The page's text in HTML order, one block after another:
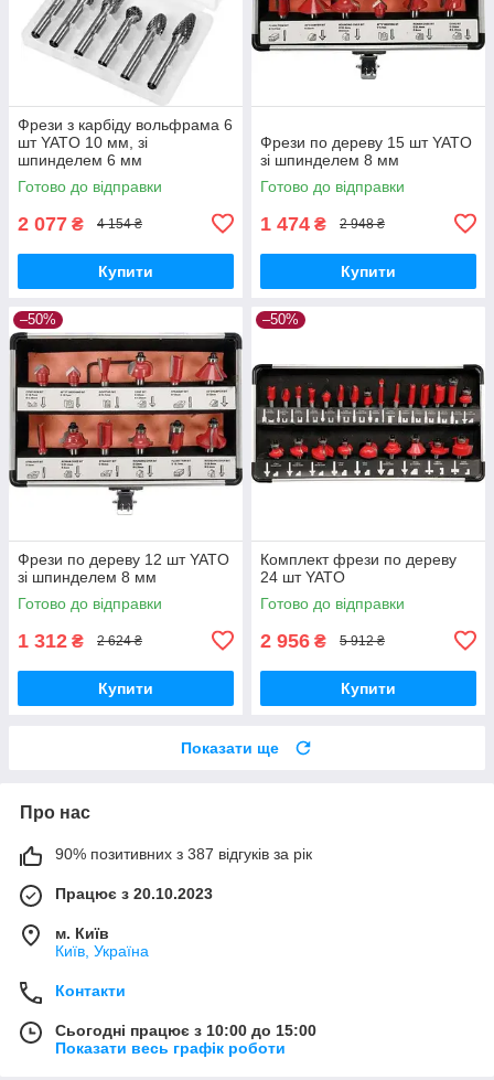
Фрези з карбіду вольфрама 6
шт YATO 10 мм, зі
шпинделем 6 мм
Готово до відправки
2 077 ₴ 4 154 ₴
Купити
Фрези по дереву 15 шт YATO
зі шпинделем 8 мм
Готово до відправки
1 474 ₴ 2 948 ₴
Купити
–50%
Фрези по дереву 12 шт YATO
зі шпинделем 8 мм
Готово до відправки
1 312 ₴ 2 624 ₴
Купити
–50%
Комплект фрези по дереву
24 шт YATO
Готово до відправки
2 956 ₴ 5 912 ₴
Купити
Показати ще
Про нас
90% позитивних з 387 відгуків за рік
Працює з 20.10.2023
м. Київ
Київ, Україна
Контакти
Сьогодні працює з 10:00 до 15:00
Показати весь графік роботи